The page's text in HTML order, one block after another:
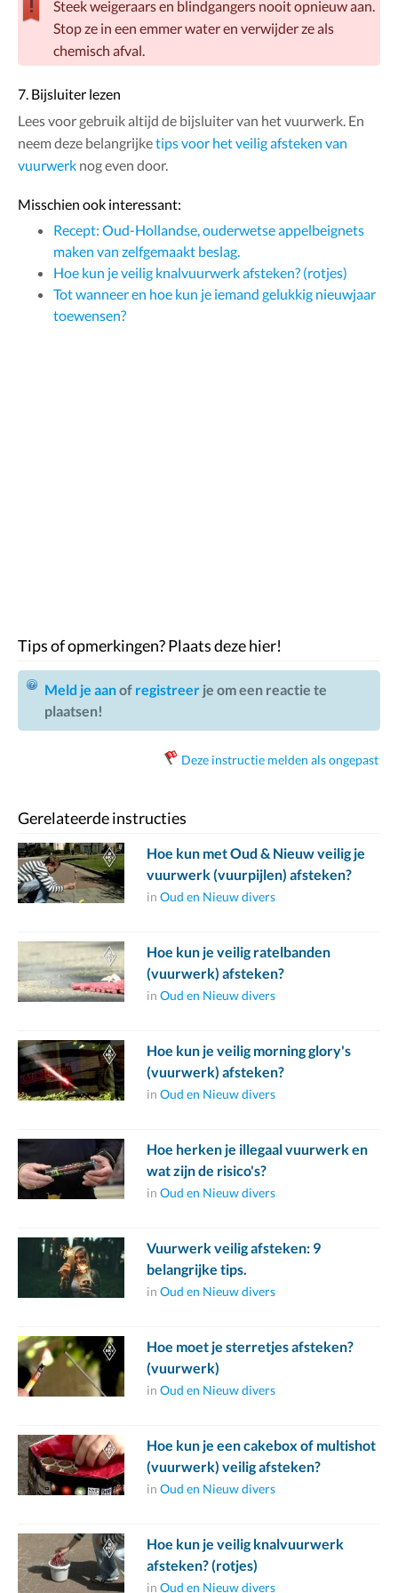
Steek weigeraars en blindgangers nooit opnieuw aan.
Stop ze in een emmer water en verwijder ze als
chemisch afval.
7. Bijsluiter lezen
Lees voor gebruik altijd de bijsluiter van het vuurwerk. En
neem deze belangrijketips voor het veilig afsteken van
vuurwerk nog even door.
Misschien ook interessant:
Recept: Oud-Hollandse, ouderwetse appelbeignets
maken van zelfgemaakt beslag.
Hoe kun je veilig knalvuurwerk afsteken? (rotjes)
Tot wanneer en hoe kun je iemand gelukkig nieuwjaar
toewensen?
Tips of opmerkingen? Plaats deze hier!
Meld je aanof registreer je om een reactie te
plaatsen!
Deze instructie melden als ongepast
Gerelateerde instructies
Hoe kun met Oud & Nieuw veilig je
vuurwerk (vuurpijlen) afsteken?
in Oud en Nieuw divers
Hoe kun je veilig ratelbanden
(vuurwerk) afsteken?
in Oud en Nieuw divers
Hoe kun je veilig morning glory's
(vuurwerk) afsteken?
in Oud en Nieuw divers
Hoe herken je illegaal vuurwerk en
wat zijn de risico's?
in Oud en Nieuw divers
Vuurwerk veilig afsteken: 9
belangrijke tips.
in Oud en Nieuw divers
Hoe moet je sterretjes afsteken?
(vuurwerk)
in Oud en Nieuw divers
Hoe kun je een cakebox of multishot
(vuurwerk) veilig afsteken?
in Oud en Nieuw divers
Hoe kun je veilig knalvuurwerk
afsteken? (rotjes)
in Oud en Nieuw divers